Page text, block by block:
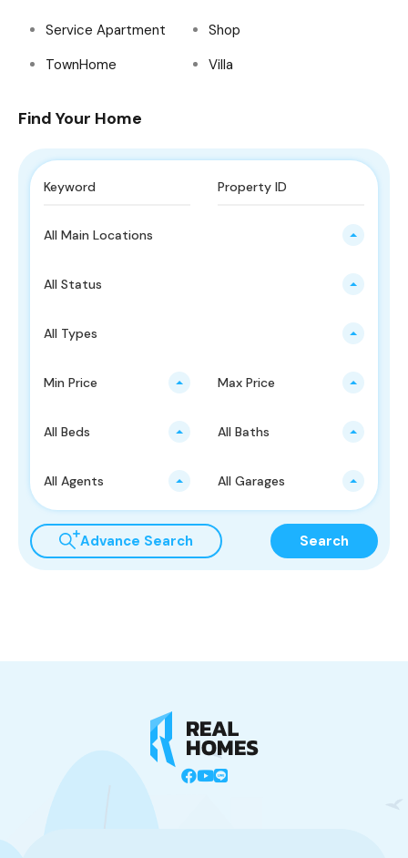
Service Apartment
Shop
TownHome
Villa
Find Your Home
All Main Locations
All Status
All Types
Min Price Max Price
All Beds All Baths
All Agents All Garages
Advance Search Search